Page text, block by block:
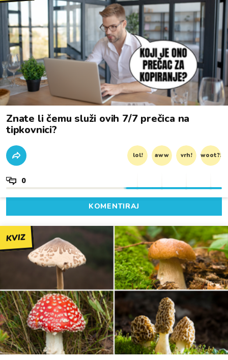
Znate li čemu služi ovih 7/7 prečica na
tipkovnici?
lol! aww vrh! woot?!
0
KOMENTIRAJ
KVIZ